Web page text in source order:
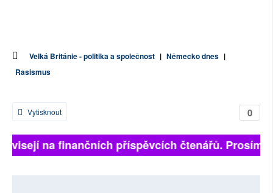
Velká Británie - politika a společnost | Německo dnes |
Rasismus
0
Vytisknout
na finančních příspěvcích čtenářů. Prosíme,